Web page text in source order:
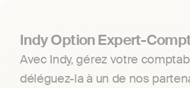
Indy Option Expert-
Avec Indy, gérez votre
déléguez-la à un de nos